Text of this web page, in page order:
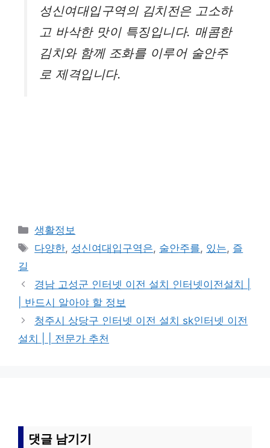
성신여대입구역의 김치전은 고소하
고 바삭한 맛이 특징입니다. 매콤한
김치와 함께 조화를 이루어 술안주
로 제격입니다.
카
테
고
생활정보
태
다양한, 성신여대입구역은, 술안주를, 있는, 즐
길
경남 고성군 인터넷 이전 설치 인터넷이전설치 |
| 반드시 알아야 할 정보
청주시 상당구 인터넷 이전 설치 sk인터넷 이전
설치 | | 전문가 추천
댓글 남기기